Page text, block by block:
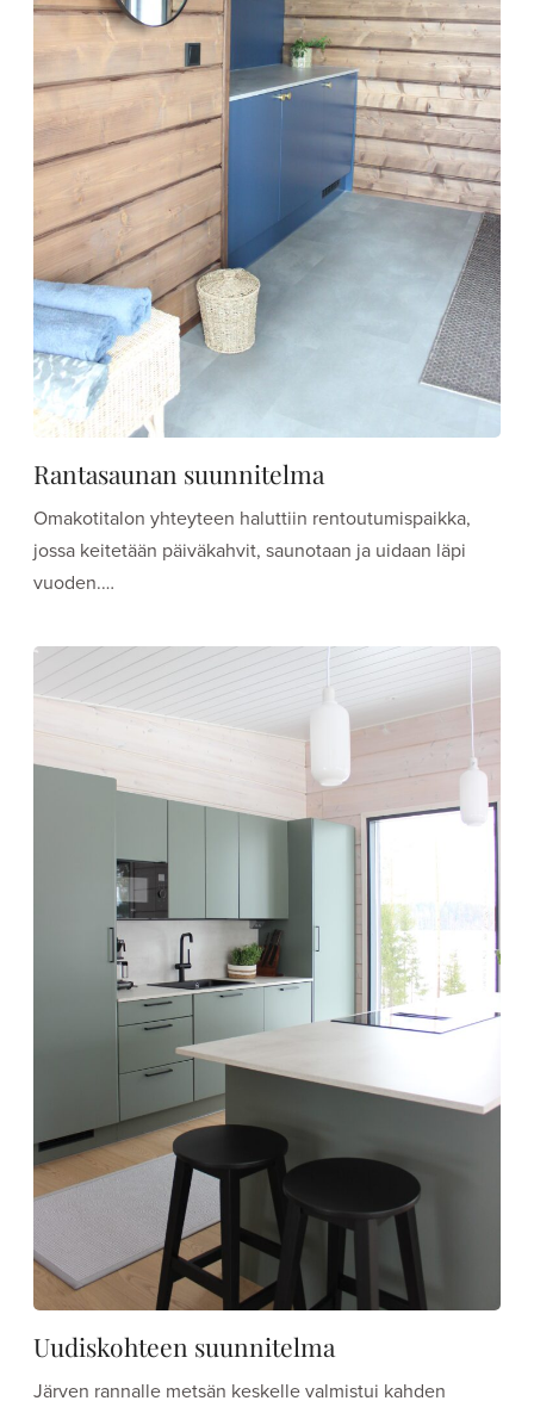
Rantasaunan suunnitelma
Omakotitalon yhteyteen haluttiin rentoutumispaikka,
jossa keitetään päiväkahvit, saunotaan ja uidaan läpi
vuoden.…
Uudiskohteen suunnitelma
Järven rannalle metsän keskelle valmistui kahden